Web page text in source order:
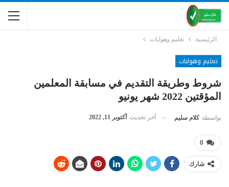
الرئيسية تعليم وهوايات
تعليم وهوايات
شروط وطريقة التقديم في مسابقة المعلمين
المؤقتين 2022 شهر يونيو
بواسطة كلام سليم أخر تحديث أكتوبر 11, 2022
0
شارك